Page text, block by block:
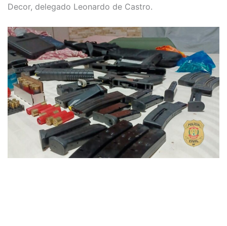
Decor, delegado Leonardo de Castro.